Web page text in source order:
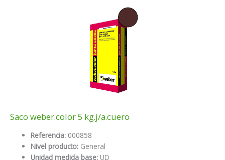
Saco weber.color 5 kg.j/a.cuero
Referencia: 000858
Nivel producto: General
Unidad medida base: UD